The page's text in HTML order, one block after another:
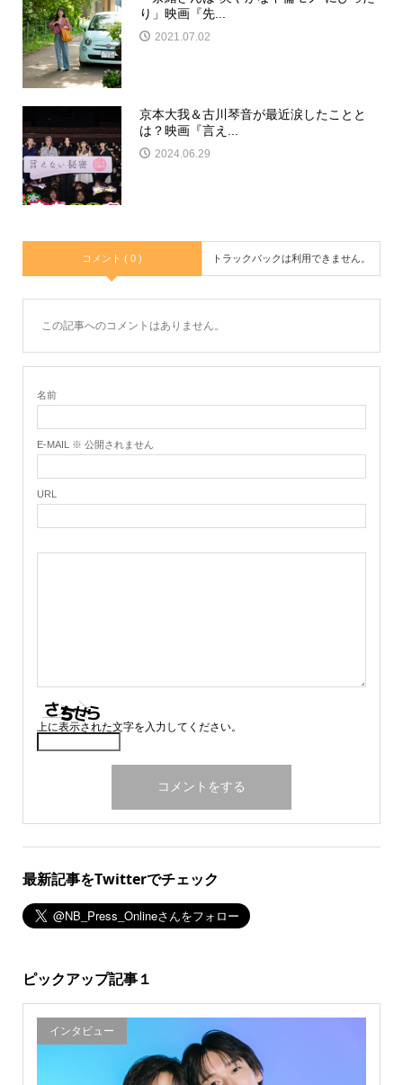
り」映画『先...
2021.07.02
京本大我＆古川琴音が最近涙したことと
は？映画『言え...
2024.06.29
コメント ( 0 ) トラックバックは利用できません。
この記事へのコメントはありません。
名前
E-MAIL ※ 公開されません
URL
上に表示された文字を入力してください。
最新記事をTwitterでチェック
ピックアップ記事１
インタビュー